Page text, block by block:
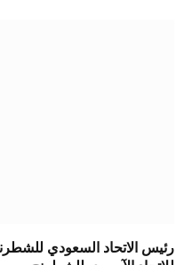
رئيس الاتحاد السعودي